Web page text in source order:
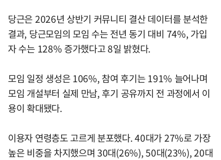
당근은 2026년 상반기 커뮤니티 결산 데이터를 분석한
결과, 당근모임의 모임 수는 전년 동기 대비 74%, 가입
자 수는 128% 증가했다고 8일 밝혔다.
모임 일정 생성은 106%, 참여 후기는 191% 늘어나며
모임 개설부터 실제 만남, 후기 공유까지 전 과정에서 이
용이 확대됐다.
이용자 연령층도 고르게 분포했다. 40대가 27%로 가장
높은 비중을 차지했으며 30대(26%), 50대(23%), 20대